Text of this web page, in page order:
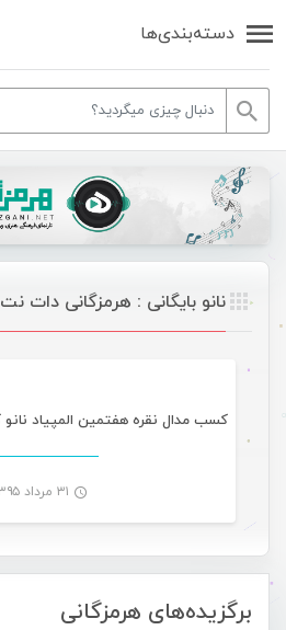
دسته‌بندی‌ها
برگزیده‌های هرمزگانی
نانو بایگانی : هرمزگانی دات نت
۳۱ مرداد ۱۳۹۵